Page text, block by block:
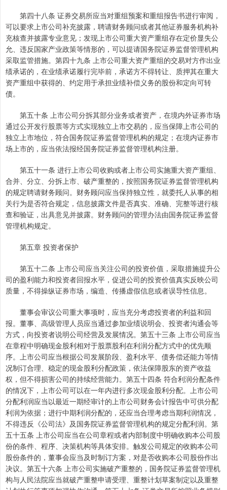
第四十八条 证券交易所应当对重组预案和重组报告书进行审阅，
可以要求上市公司补充披露，聘请财务顾问或者其他证券服务机构补
充核查并披露专业意见；发现上市公司重大资产重组存在定价显失公
允、违反国家产业政策等情形的，可以提请国务院证券监督管理机构
采取监管措施。第四十九条 上市公司重大资产重组的交易对方作出业
绩承诺的，在业绩承诺履行完毕前，承诺方不得转让、质押其在重大
资产重组中获得的、约定用于承担业绩补偿义务的股份和定向可转
债。
第五十条 上市公司分拆其部分业务或者资产，在境内外证券市场
通过公开发行股票等方式实现独立上市交易的，应当保障上市公司的
独立上市地位，符合国务院证券监督管理机构的规定；在境内证券市
场上市的，应当依法报经国务院证券监督管理机构注册。
第五十一条 进行上市公司收购或者上市公司实施重大资产重组、
合并、分立、分拆上市、破产重整的，按照国务院证券监督管理机构
的规定聘请财务顾问。财务顾问应当保持独立性，就委托人从事的相
关行为是否符合规定，信息披露文件是否真实、准确、完整等进行核
查和验证，出具意见并披露。财务顾问的管理办法由国务院证券监督
管理机构规定。
第五章 投资者保护
第五十二条 上市公司应当关注公司的投资价值，采取措施提升公
司的盈利能力和投资者回报水平，促进公司的投资价值真实反映公司
质量，不得操纵证券市场，编造、传播虚假信息或者误导性信息。
董事会审议公司重大事项时，应当充分考虑投资者的利益和回
报。董事、高级管理人员应当通过参加业绩说明会、投资者沟通会等
方式，向投资者说明公司经营及发展情况。第五十三条 上市公司应当
在章程中明确现金股利相对于股票股利在利润分配方式中的优先顺
序。上市公司应当根据公司发展阶段、盈利水平、债务偿还能力等情
况制订合理、稳定的现金股利分配政策，依法保障股东的资产收益
权，但不得损害公司的持续经营能力。第五十四条 符合利润分配条件
的情况下，上市公司可以在一年内进行多次现金股利分配。上市公司
分配利润应当以最近一期经审计的上市公司财务会计报告中可供分配
利润为依据；进行中期利润分配的，还应当合理考虑当期利润情况，
不得违反《公司法》及国务院证券监督管理机构的规定分配利润。第
五十五条 上市公司应当在公司章程或者内部制度中明确收购本公司股
份的条件、程序、决策机构等具体安排。触发公司规定的收购本公司
股份条件的，董事会应当及时制订方案，对是否收购本公司股份作出
决议。第五十六条 上市公司实施破产重整的，国务院证券监督管理机
构与人民法院应当就破产重整申请受理、重整计划草案制定以及重整